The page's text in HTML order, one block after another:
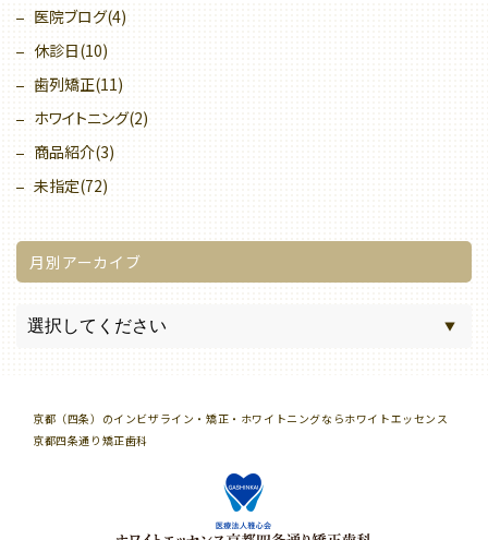
医院ブログ(4)
休診日(10)
歯列矯正(11)
ホワイトニング(2)
商品紹介(3)
未指定(72)
月別アーカイブ
京都（四条）のインビザライン・矯正・ホワイトニングならホワイトエッセンス
京都四条通り矯正歯科